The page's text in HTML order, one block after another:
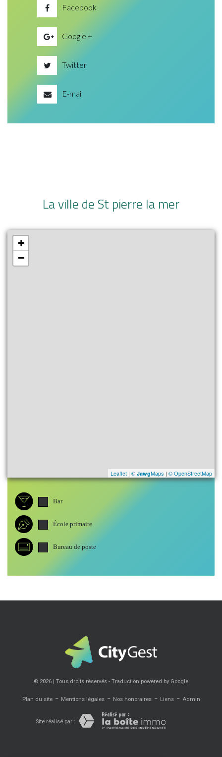
Facebook
Google +
Twitter
E-mail
La ville de St pierre la mer
+
−
Leaflet | © JawgMaps | © OpenStreetMap
Bar
École primaire
Bureau de poste
© 2026 | Tous droits réservés - Traduction powered by Google
Plan du site- Mentions légales- Nos honoraires- Liens- Admin
Site réalisé par :